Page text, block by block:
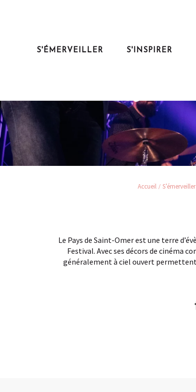
S'ÉMERVEILLER S'INSPIRER
Accueil S’émerveiller
Le Pays de Saint-Omer est une terre
Festival. Avec ses décors de cinéma
généralement à ciel ouvert